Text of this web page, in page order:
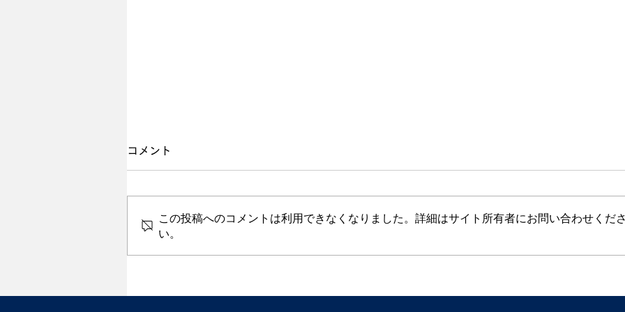
コメント
この投稿へのコメントは利用できなくなりました。詳細はサイト所有者にお問い合わせくだ
い。